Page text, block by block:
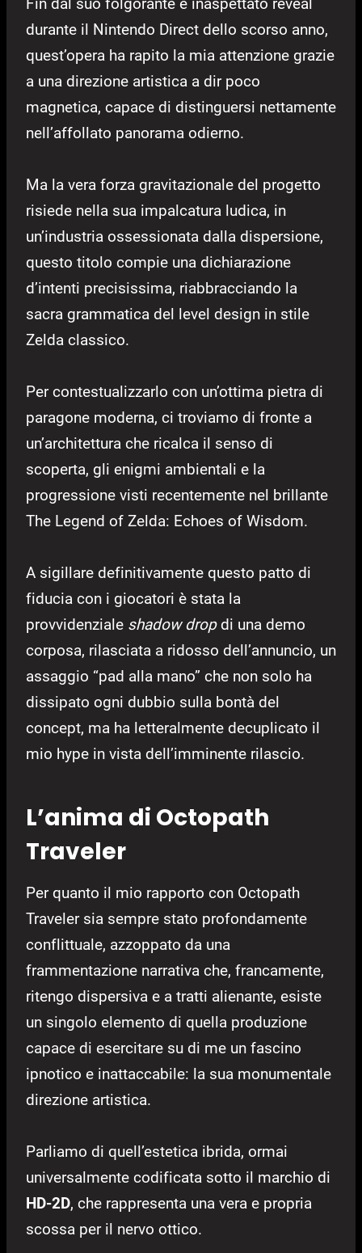
durante il Nintendo Direct dello scorso anno,
quest’opera ha rapito la mia attenzione grazie
a una direzione artistica a dir poco
magnetica, capace di distinguersi nettamente
nell’affollato panorama odierno.
Ma la vera forza gravitazionale del progetto
risiede nella sua impalcatura ludica, in
un’industria ossessionata dalla dispersione,
questo titolo compie una dichiarazione
d’intenti precisissima, riabbracciando la
sacra grammatica del level design in stile
Zelda classico.
Per contestualizzarlo con un’ottima pietra di
paragone moderna, ci troviamo di fronte a
un’architettura che ricalca il senso di
scoperta, gli enigmi ambientali e la
progressione visti recentemente nel brillante
The Legend of Zelda: Echoes of Wisdom.
A sigillare definitivamente questo patto di
fiducia con i giocatori è stata la
provvidenziale shadow dropdi una demo
corposa, rilasciata a ridosso dell’annuncio, un
assaggio “pad alla mano” che non solo ha
dissipato ogni dubbio sulla bontà del
concept, ma ha letteralmente decuplicato il
mio hype in vista dell’imminente rilascio.
L’anima di Octopath
Traveler
Per quanto il mio rapporto con Octopath
Traveler sia sempre stato profondamente
conflittuale, azzoppato da una
frammentazione narrativa che, francamente,
ritengo dispersiva e a tratti alienante, esiste
un singolo elemento di quella produzione
capace di esercitare su di me un fascino
ipnotico e inattaccabile: la sua monumentale
direzione artistica.
Parliamo di quell’estetica ibrida, ormai
universalmente codificata sotto il marchio di
HD-2D, che rappresenta una vera e propria
scossa per il nervo ottico.